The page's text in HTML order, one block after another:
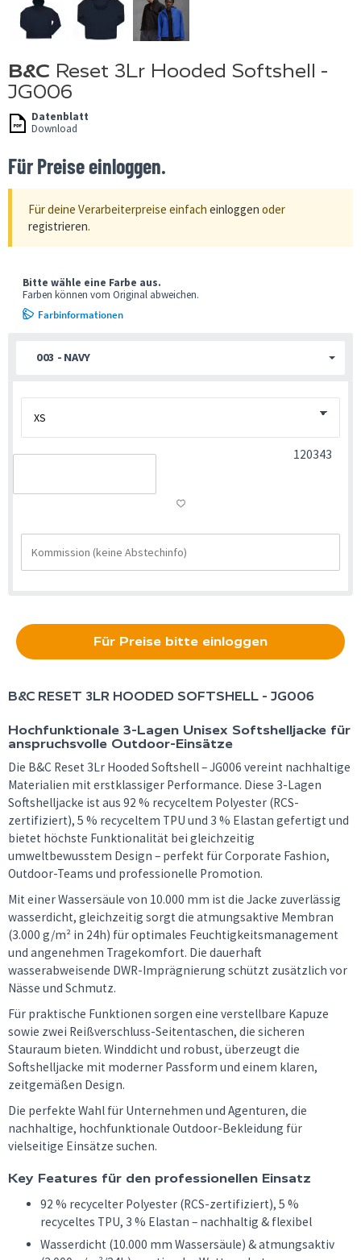
B&C Reset 3Lr Hooded Softshell -
JG006
Datenblatt
Download
Für Preise einloggen.
Für deine Verarbeiterpreise einfach einloggen oder
registrieren.
003 - NAVY
Bitte wähle eine Farbe aus.
Farben können vom Original abweichen.
Farbinformationen
120343
Für Preise bitte einloggen
B&C RESET 3LR HOODED SOFTSHELL - JG006
Hochfunktionale 3-Lagen Unisex Softshelljacke für
anspruchsvolle Outdoor-Einsätze
Die B&C Reset 3Lr Hooded Softshell – JG006 vereint nachhaltige
Materialien mit erstklassiger Performance. Diese 3-Lagen
Softshelljacke ist aus 92 % recyceltem Polyester (RCS-
zertifiziert), 5 % recyceltem TPU und 3 % Elastan gefertigt und
bietet höchste Funktionalität bei gleichzeitig
umweltbewusstem Design – perfekt für Corporate Fashion,
Outdoor-Teams und professionelle Promotion.
Mit einer Wassersäule von 10.000 mm ist die Jacke zuverlässig
wasserdicht, gleichzeitig sorgt die atmungsaktive Membran
(3.000 g/m² in 24h) für optimales Feuchtigkeitsmanagement
und angenehmen Tragekomfort. Die dauerhaft
wasserabweisende DWR-Imprägnierung schützt zusätzlich vor
Nässe und Schmutz.
Für praktische Funktionen sorgen eine verstellbare Kapuze
sowie zwei Reißverschluss-Seitentaschen, die sicheren
Stauraum bieten. Winddicht und robust, überzeugt die
Softshelljacke mit moderner Passform und einem klaren,
zeitgemäßen Design.
Die perfekte Wahl für Unternehmen und Agenturen, die
nachhaltige, hochfunktionale Outdoor-Bekleidung für
vielseitige Einsätze suchen.
Key Features für den professionellen Einsatz
92 % recycelter Polyester (RCS-zertifiziert), 5 %
recyceltes TPU, 3 % Elastan – nachhaltig & flexibel
Wasserdicht (10.000 mm Wassersäule) & atmungsaktiv